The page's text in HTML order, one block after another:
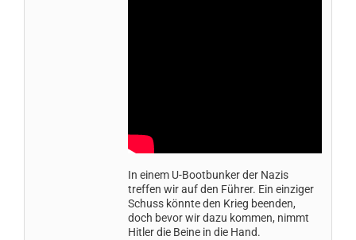
In einem U-Bootbunker der Nazis
treffen wir auf den Führer. Ein einziger
Schuss könnte den Krieg beenden,
doch bevor wir dazu kommen, nimmt
Hitler die Beine in die Hand.